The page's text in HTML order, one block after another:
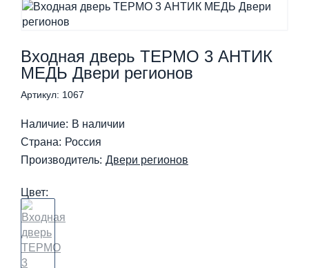
Входная дверь ТЕРМО 3 АНТИК
МЕДЬ Двери регионов
Артикул: 1067
Наличие: В наличии
Страна: Россия
Производитель: Двери регионов
Цвет: